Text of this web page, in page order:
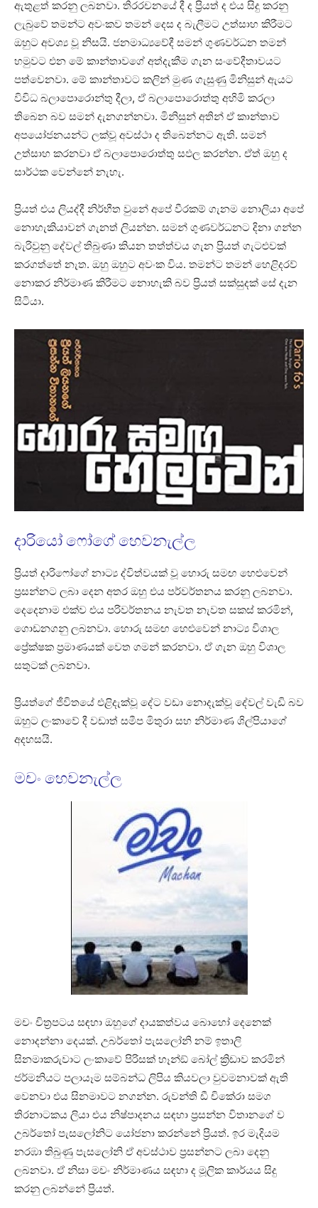
ඇතුළත් කරනු ලබනවා. තිරරචනයේ දී ද ප්‍රියත් ද එය සිදු කරනු
ලැබුවේ තමන්ට අවංකව තමන් දෙස ද බැලීමට උත්සාහ කිරීමට
ඔහුට අවශ්‍ය වූ නිසයි. ජනමාධ්‍යවේදී සමන් ගුණවර්ධන තමන්
හමුවට එන මේ කාන්තාවගේ අත්දැකීම ගැන සංවේදීතාවයට
පත්වෙනවා. මේ කාන්තාවට කලින් මුණ ගැසුණු මිනිසුන් ඇයට
විවිධ බලාපොරොන්තු දීලා, ඒ බලාපොරොත්තු අහිමි කරලා
තිබෙන බව සමන් දැනගන්නවා. මිනිසුන් අතින් ඒ කාන්තාව
අපයෝජනයන්ට ලක්වූ අවස්ථා ද තිබෙන්නට ඇති. සමන්
උත්සාහ කරනවා ඒ බලාපොරොත්තු සඵල කරන්න. ඒත් ඔහු ද
සාර්ථක වෙන්නේ නැහැ.
ප්‍රියත් එය ලියද්දී නිර්භීත වුනේ අපේ වීරකම් ගැනම නොලියා අපේ
නොහැකියාවන් ගැනත් ලියන්න. සමන් ගුණවර්ධනට දිනා ගන්න
බැරිවුනු දේවල් තිබුණා කියන තත්ත්වය ගැන ප්‍රියත් ගැටළුවක්
කරගත්තේ නැත. ඔහු ඔහුට අවංක විය. තමන්ට තමන් හෙළිදරව්
නොකර නිර්මාණ කිරීමට නොහැකි බව ප්‍රියත් සක්සුදක් සේ දැන
සිටියා.
දාරියෝ ෆෝගේ හෙවනැල්ල
ප්‍රියත් දාරිෆෝගේ නාට්‍ය ද්විත්වයක් වූ හොරු සමඟ හෙළුවෙන්
ප්‍රසන්නට ලබා දෙන අතර ඔහු එය පර්වර්තනය කරනු ලබනවා.
දෙදෙනාම එක්ව එය පරිවර්තනය නැවත නැවත සකස් කරමින්,
ගොඩනගනු ලබනවා. හොරු සමඟ හෙළුවෙන් නාට්‍ය විශාල
ප්‍රේක්ෂක ප්‍රමාණයක් වෙත ගමන් කරනවා. ඒ ගැන ඔහු විශාල
සතුටක් ලබනවා.
ප්‍රියත්ගේ ජීවිතයේ එළිදැක්වූ දේට වඩා නොදැක්වූ දේවල් වැඩි බව
ඔහුට ලංකාවේ දී වඩාත් සමීප මිතුරා සහ නිර්මාණ ශිල්පියාගේ
අදහසයි.
මචං හෙවනැල්ල
මචං චිත්‍රපටය සඳහා ඔහුගේ දායකත්වය බොහෝ දෙනෙක්
නොදන්නා දෙයක්. උබර්තෝ පැසලෝනි නම් ඉතාලි
සිනමාකරුවාට ලංකාවේ පිරිසක් හෑන්ඞ් බෝල් ක්‍රිඩාව කරමින්
ජර්මනියට පලායෑම සම්බන්ධ ලිපිය කියවලා වුවමනාවක් ඇති
වෙනවා එය සිනමාවට නගන්න. රුවන්ති ඩී චිකේරා සමග
තිරනාටකය ලියා එය නිෂ්පාදනය සඳහා ප්‍රසන්න විතානගේ ව
උබර්තෝ පැසලෝනිට යෝජනා කරන්නේ ප්‍රියත්. ඉර මැදියම
නරඹා තිබුණු පැසලෝනි ඒ අවස්ථාව ප්‍රසන්නට ලබා දෙනු
ලබනවා. ඒ නිසා මචං නිර්මාණය සඳහා ද මූලික කාර්යය සිදු
කරනු ලබන්නේ ප්‍රියත්.